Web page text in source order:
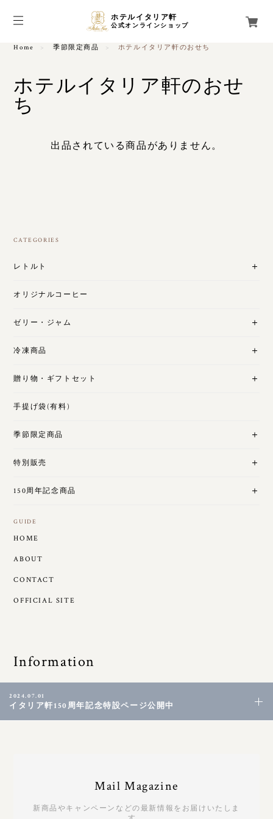
ホテルイタリア軒
公式オンラインショップ
Home 季節限定商品 ホテルイタリア軒のおせち
ホテルイタリア軒のおせ
ち
出品されている商品がありません。
CATEGORIES
レトルト
オリジナルコーヒー
ゼリー・ジャム
冷凍商品
贈り物・ギフトセット
手提げ袋(有料)
季節限定商品
特別販売
150周年記念商品
GUIDE
HOME
ABOUT
CONTACT
OFFICIAL SITE
Information
2024.07.01
イタリア軒150周年記念特設ページ公開中
Mail Magazine
新商品やキャンペーンなどの最新情報をお届けいたしま